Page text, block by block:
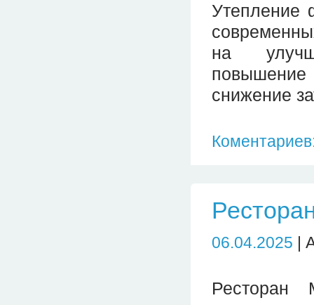
Утепление
на
снижение
06.04.2025 |
Ресторан